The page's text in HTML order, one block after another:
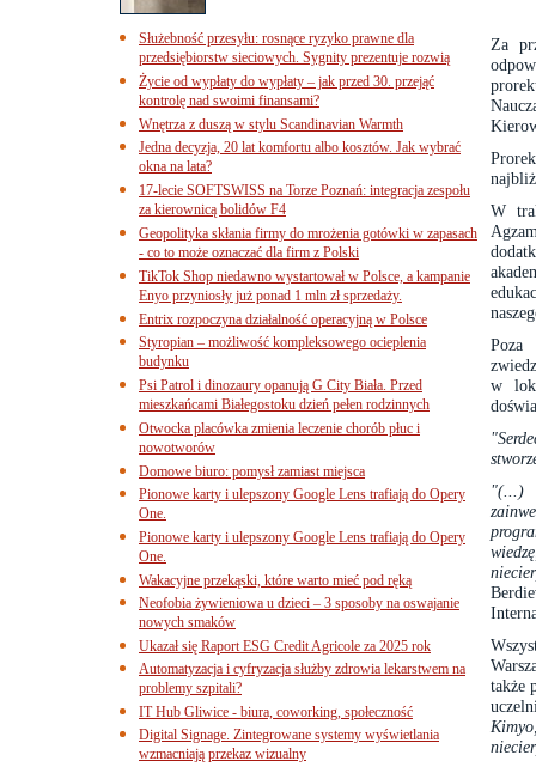
Za
W
Poza
w
"(...)
także
Służebność przesyłu: rosnące ryzyko prawne dla
przedsiębiorstw sieciowych. Sygnity prezentuje rozwią
Życie od wypłaty do wypłaty – jak przed 30. przejąć
kontrolę nad swoimi finansami?
Wnętrza z duszą w stylu Scandinavian Warmth
Jedna decyzja, 20 lat komfortu albo kosztów. Jak wybrać
okna na lata?
17-lecie SOFTSWISS na Torze Poznań: integracja zespołu
za kierownicą bolidów F4
Geopolityka skłania firmy do mrożenia gotówki w zapasach
- co to może oznaczać dla firm z Polski
TikTok Shop niedawno wystartował w Polsce, a kampanie
Enyo przyniosły już ponad 1 mln zł sprzedaży.
Entrix rozpoczyna działalność operacyjną w Polsce
Styropian – możliwość kompleksowego ocieplenia
budynku
Psi Patrol i dinozaury opanują G City Biała. Przed
mieszkańcami Białegostoku dzień pełen rodzinnych
Otwocka placówka zmienia leczenie chorób płuc i
nowotworów
Domowe biuro: pomysł zamiast miejsca
Pionowe karty i ulepszony Google Lens trafiają do Opery
One.
Pionowe karty i ulepszony Google Lens trafiają do Opery
One.
Wakacyjne przekąski, które warto mieć pod ręką
Neofobia żywieniowa u dzieci – 3 sposoby na oswajanie
nowych smaków
Ukazał się Raport ESG Credit Agricole za 2025 rok
Automatyzacja i cyfryzacja służby zdrowia lekarstwem na
problemy szpitali?
IT Hub Gliwice - biura, coworking, społeczność
Digital Signage. Zintegrowane systemy wyświetlania
wzmacniają przekaz wizualny